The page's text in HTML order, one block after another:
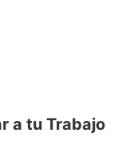
a tu Trabajo